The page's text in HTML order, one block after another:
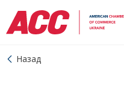
Назад